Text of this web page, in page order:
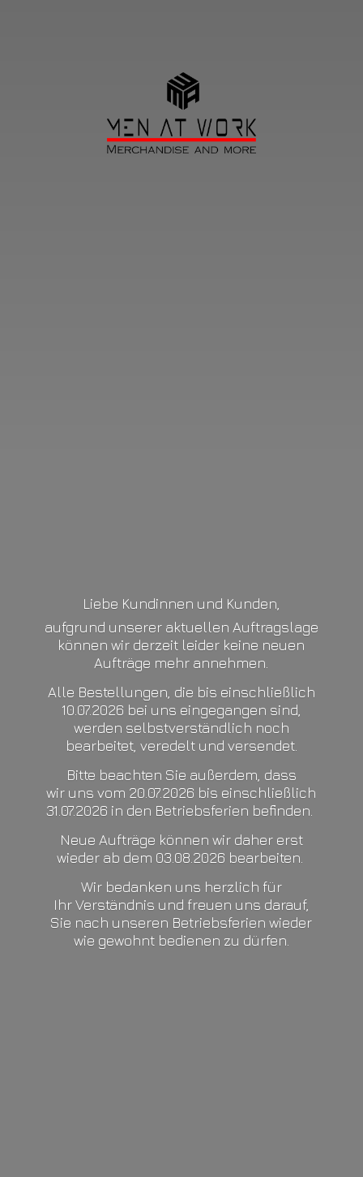
Liebe Kundinnen und Kunden,
aufgrund unserer aktuellen Auftragslage
können wir derzeit leider keine neuen
Aufträge mehr annehmen.
Alle Bestellungen, die bis einschließlich
10.07.2026 bei uns eingegangen sind,
werden selbstverständlich noch
bearbeitet, veredelt und versendet.
Bitte beachten Sie außerdem, dass
wir uns vom 20.07.2026 bis einschließlich
31.07.2026 in den Betriebsferien befinden.
Neue Aufträge können wir daher erst
wieder ab dem 03.08.2026 bearbeiten.
Wir bedanken uns herzlich für
Ihr Verständnis und freuen uns darauf,
Sie nach unseren Betriebsferien wieder
wie gewohnt bedienen zu dürfen.